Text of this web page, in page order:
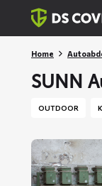
Skiplinks
Home
SUNN
OUTDOOR